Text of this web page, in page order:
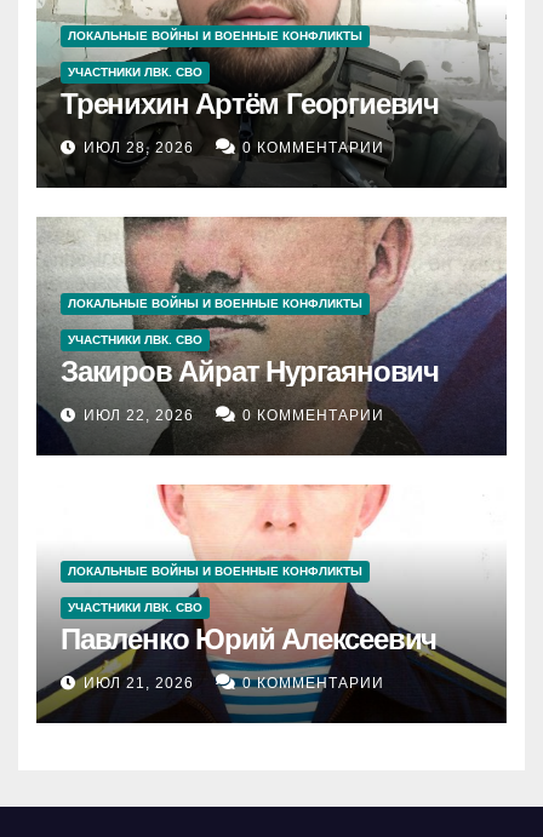
ЛОКАЛЬНЫЕ ВОЙНЫ И ВОЕННЫЕ КОНФЛИКТЫ
УЧАСТНИКИ ЛВК. СВО
Тренихин Артём Георгиевич
ИЮЛ 28, 2026 0 КОММЕНТАРИИ
ЛОКАЛЬНЫЕ ВОЙНЫ И ВОЕННЫЕ КОНФЛИКТЫ
УЧАСТНИКИ ЛВК. СВО
Закиров Айрат Нургаянович
ИЮЛ 22, 2026 0 КОММЕНТАРИИ
ЛОКАЛЬНЫЕ ВОЙНЫ И ВОЕННЫЕ КОНФЛИКТЫ
УЧАСТНИКИ ЛВК. СВО
Павленко Юрий Алексеевич
ИЮЛ 21, 2026 0 КОММЕНТАРИИ